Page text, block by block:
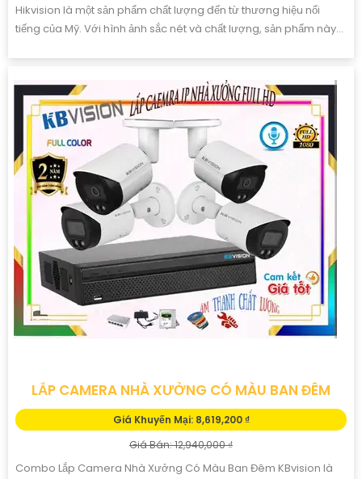
Hikvision là một sản phẩm chất lượng đến từ thương hiệu nổi
tiếng của Mỹ. Với hình ảnh sắc nét và chất lượng, sản phẩm này...
LẮP CAMERA NHÀ XƯỞNG CÓ MÀU BAN ĐÊM
Giá Khuyến Mại: 8,619,200 ₫
Giá Bán: 12,940,000 ₫
Combo Lắp Camera Nhà Xưởng Có Màu Ban Đêm KBvision là